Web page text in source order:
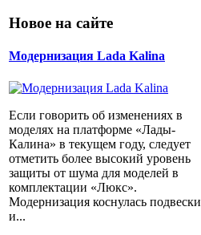
Новое на сайте
Модернизация Lada Kalina
Если говорить об изменениях в
моделях на платформе «Лады-
Калина» в текущем году, следует
отметить более высокий уровень
защиты от шума для моделей в
комплектации «Люкс».
Модернизация коснулась подвески
и...